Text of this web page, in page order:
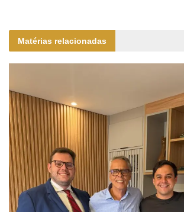
Matérias relacionadas